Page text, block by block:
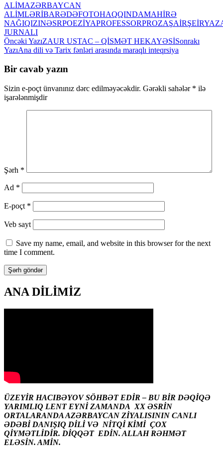
ALİMAZƏRBAYCAN
ALİMLƏRİBARƏDƏFOTOHAQQINDAMAHİRƏ
NAĞIQIZINƏSRPOEZİYAPROFESSORPROZAŞAİRŞEİR
JURNALI
Yazılar
üzrə
naviqasiya
Öncəki YazıZAUR USTAC – QİSMƏT HEKAYƏSİSonrakı
YazıAna dili və Tarix fənləri arasında maraqlı inteqrsiya
Bir cavab yazın
Sizin e-poçt ünvanınız dərc edilməyəcəkdir. Gərəkli sahələr * ilə
işarələnmişdir
Şərh *
Ad *
E-poçt *
Veb sayt
Save my name, email, and website in this browser for the next
time I comment.
ANA DİLİMİZ
ÜZEYİR HACIBƏYOV SÖHBƏT EDİR – BU BİR DƏQİQƏ
YARIMLIQ LENT EYNİ ZAMANDA XX ƏSRİN
ORTALARANDA AZƏRBAYCAN ZİYALISININ CANLI
ƏDƏBİ DANIŞIQ DİLİ VƏ NİTQİ KİMİ ÇOX
QİYMƏTLİDİR. DİQQƏT EDİN. ALLAH RƏHMƏT
ELƏSİN. AMİN.